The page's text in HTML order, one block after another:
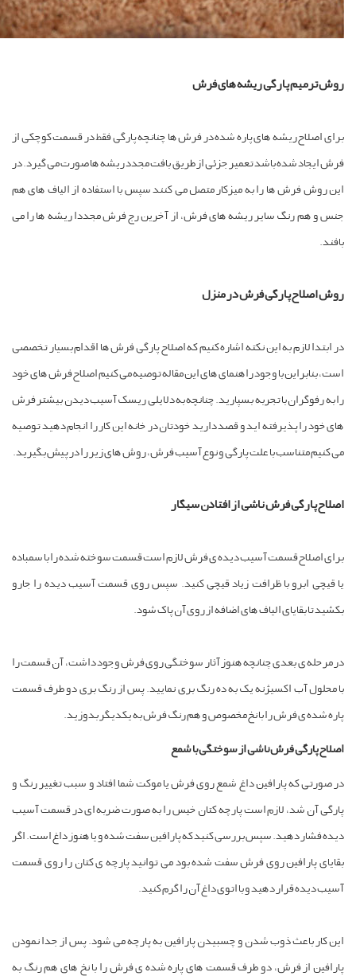
ترمیم پارگی ریشه های فرش
اصلاح ریشه های پاره شده در فرش ها چنانچه پارگی فقط در قسمت کوچکی از
ایجاد شده باشد تعمیر جزئی از طریق بافت مجدد ریشه ها صورت می گیرد. در
روش فرش ها را به میزکار متصل می کنند سپس با استفاده از الیاف های هم
و هم رنگ سایر ریشه های فرش، از آخرین رج فرش مجددا ریشه ها را می
اصلاح پارگی فرش در منزل
ابتدا لازم به این نکته اشاره کنیم که اصلاح پارگی فرش ها اقدام بسیار تخصصی
بنابراین با وجود راهنمای های این مقاله توصیه می کنیم اصلاح فرش های خود
به رفوگران با تجربه بسپارید. چنانچه به دلایلی ریسک آسیب دیدن بیشتر فرش
خود را پذیرفته اید و قصد دارید خودتان در خانه این کار را انجام دهید توصیه
کنیم متناسب با علت پارگی و نوع آسیب فرش، روش های زیر را در پیش بگیرید.
پارگی فرش ناشی از افتادن سیگار
اصلاح قسمت آسیب دیده ی فرش لازم است قسمت سوخته شده را با سمباده
قیچی ابرو با ظرافت زیاد قیچی کنید. سپس روی قسمت آسیب دیده را جارو
تا بقایای الیاف های اضافه از روی آن پاک شود.
مرحله ی بعدی چنانچه هنوز آثار سوختگی روی فرش وجود داشت، آن قسمت را
محلول آب اکسیژنه یک به ده رنگ بری نمایید. پس از رنگ بری دو طرف قسمت
شده ی فرش را با نخ مخصوص و هم رنگ فرش به یکدیگر بدوزید.
پارگی فرش ناشی از سوختگی با شمع
صورتی که پارافین داغ شمع روی فرش یا موکت شما افتاد و سبب تغییر رنگ و
آن شد، لازم است پارچه کتان خیس را به صورت ضربه ای در قسمت آسیب
فشار دهید. سپس بررسی کنید که پارافین سفت شده و یا هنوز داغ است. اگر
پارافین روی فرش سفت شده بود می توانید پارچه ی کتان را روی قسمت
دیده قرار دهید و با اتوی داغ آن را گرم کنید.
کار باعث ذوب شدن و چسبیدن پارافین به پارچه می شود. پس از جدا نمودن
از فرش، دو طرف قسمت های پاره شده ی فرش را با نخ های هم رنگ به